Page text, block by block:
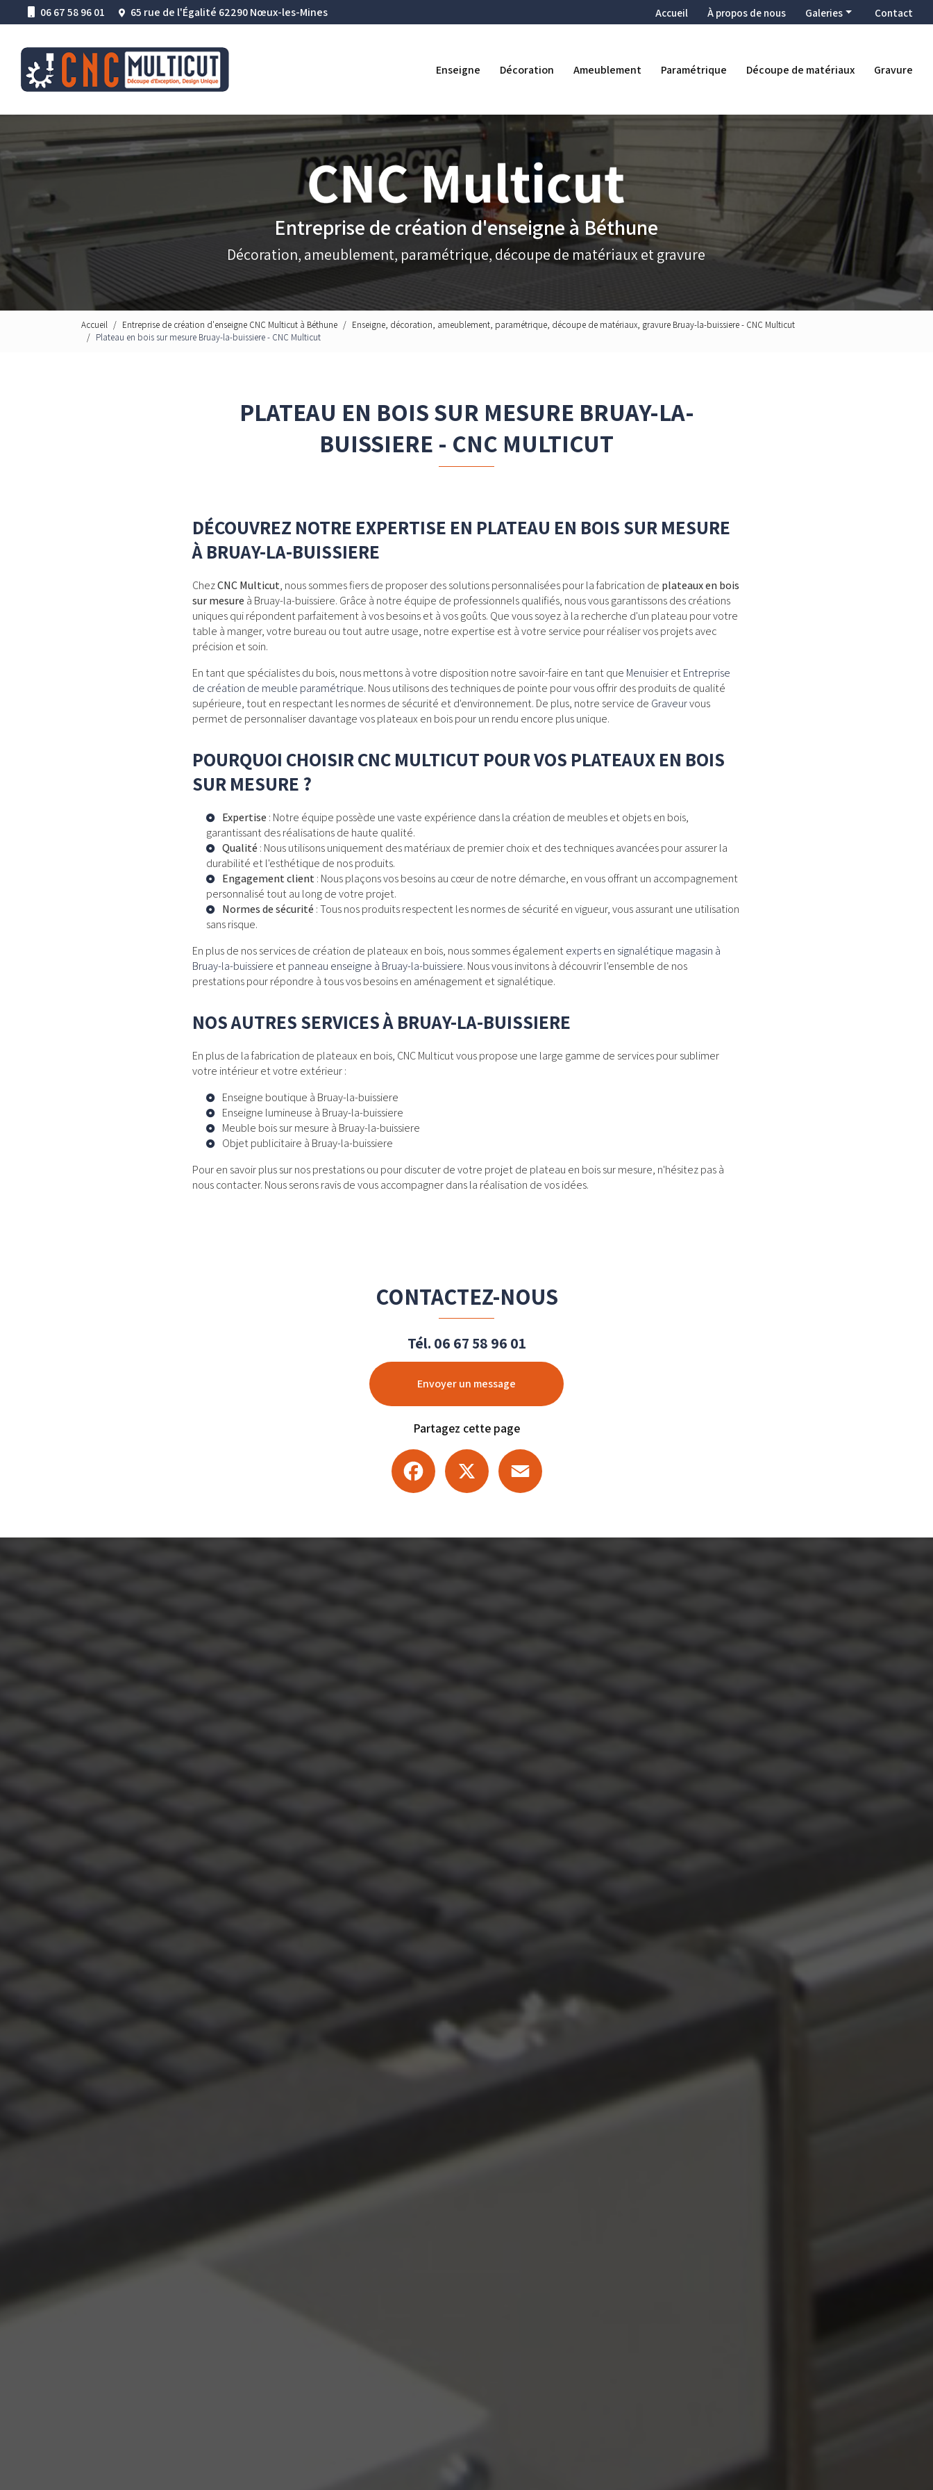
au
principal
06 67 58 96 01 65 rue de l'Égalité 62290 Nœux-les-Mines Navigation secondaireAccueil À propos de nous
Galeries
Découpe de matériaux
Contact
Enseigne Décoration Ameublement Paramétrique Découpe de matériaux Gravure
Entreprise de création d'enseigne à Béthune
Décoration, ameublement, paramétrique, découpe de matériaux et gravure
Accueil Entreprise de création d'enseigne CNC Multicut à Béthune
Enseigne, décoration, ameublement, paramétrique, découpe de matériaux, gravure Bruay-la-buissiere - CNC Multicut
Plateau en bois sur mesure Bruay-la-buissiere - CNC Multicut
PLATEAU EN BOIS SUR MESURE BRUAY-LA-
BUISSIERE - CNC MULTICUT
DÉCOUVREZ NOTRE EXPERTISE EN PLATEAU EN BOIS SUR MESURE
À BRUAY-LA-BUISSIERE
ChezCNC Multicut, nous sommes fiers de proposer des solutions personnalisées pour la fabrication de plateaux en bois
sur mesure à Bruay-la-buissiere. Grâce à notre équipe de professionnels qualifiés, nous vous garantissons des créations
uniques qui répondent parfaitement à vos besoins et à vos goûts. Que vous soyez à la recherche d'un plateau pour votre
table à manger, votre bureau ou tout autre usage, notre expertise est à votre service pour réaliser vos projets avec
précision et soin.
En tant que spécialistes du bois, nous mettons à votre disposition notre savoir-faire en tant que MenuisieretEntreprise
de création de meuble paramétrique. Nous utilisons des techniques de pointe pour vous offrir des produits de qualité
supérieure, tout en respectant les normes de sécurité et d'environnement. De plus, notre service de Graveurvous
permet de personnaliser davantage vos plateaux en bois pour un rendu encore plus unique.
POURQUOI CHOISIR CNC MULTICUT POUR VOS PLATEAUX EN BOIS
SUR MESURE ?
Expertise : Notre équipe possède une vaste expérience dans la création de meubles et objets en bois,
garantissant des réalisations de haute qualité.
Qualité : Nous utilisons uniquement des matériaux de premier choix et des techniques avancées pour assurer la
durabilité et l'esthétique de nos produits.
Engagement client : Nous plaçons vos besoins au cœur de notre démarche, en vous offrant un accompagnement
personnalisé tout au long de votre projet.
Normes de sécurité : Tous nos produits respectent les normes de sécurité en vigueur, vous assurant une utilisation
sans risque.
En plus de nos services de création de plateaux en bois, nous sommes égalementexperts en signalétique magasin à
Bruay-la-buissiere etpanneau enseigne à Bruay-la-buissiere. Nous vous invitons à découvrir l'ensemble de nos
prestations pour répondre à tous vos besoins en aménagement et signalétique.
NOS AUTRES SERVICES À BRUAY-LA-BUISSIERE
En plus de la fabrication de plateaux en bois, CNC Multicut vous propose une large gamme de services pour sublimer
votre intérieur et votre extérieur :
Enseigne boutique à Bruay-la-buissiere
Enseigne lumineuse à Bruay-la-buissiere
Meuble bois sur mesure à Bruay-la-buissiere
Objet publicitaire à Bruay-la-buissiere
Pour en savoir plus sur nos prestations ou pour discuter de votre projet de plateau en bois sur mesure, n'hésitez pas à
nous contacter. Nous serons ravis de vous accompagner dans la réalisation de vos idées.
CONTACTEZ-NOUS
Tél. 06 67 58 96 01
Envoyer un message
Partagez cette page
Facebook